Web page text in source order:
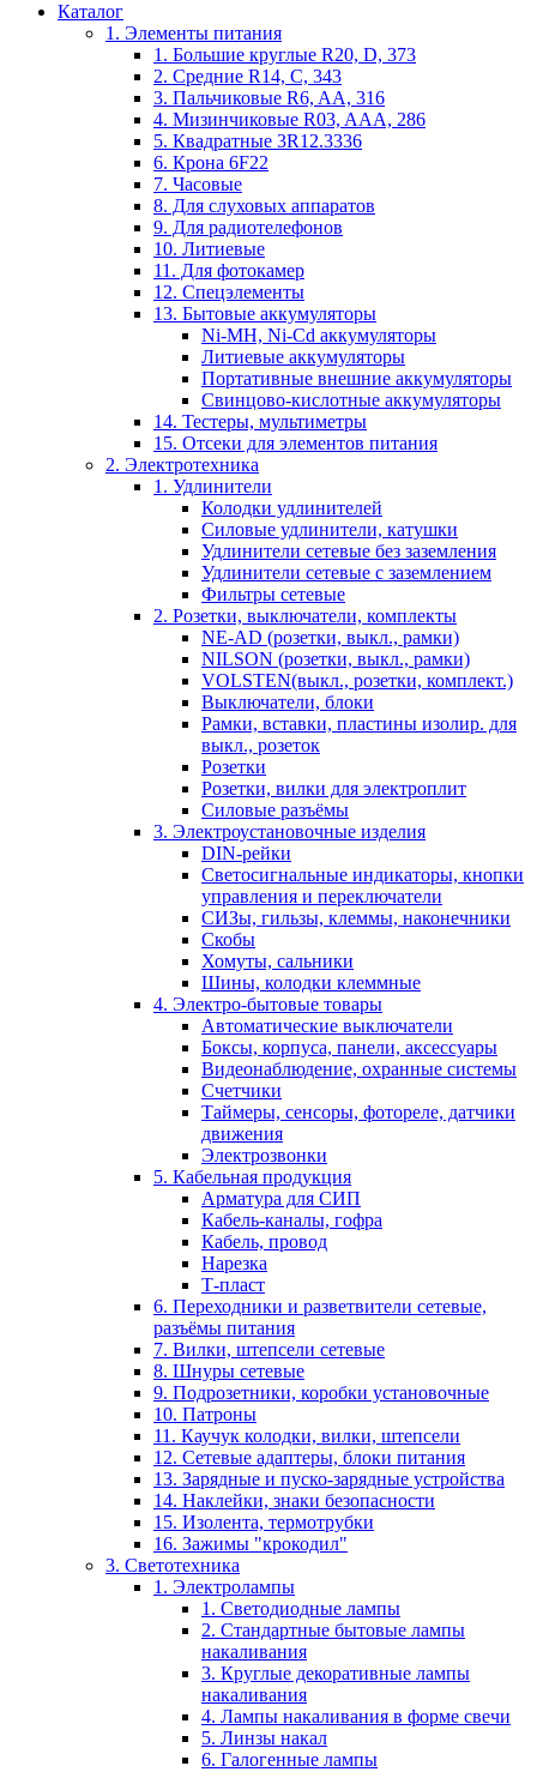
Каталог
1. Элементы питания
1. Большие круглые R20, D, 373
2. Средние R14, C, 343
3. Пальчиковые R6, AA, 316
4. Мизинчиковые R03, AAA, 286
5. Квадратные 3R12.3336
6. Крона 6F22
7. Часовые
8. Для слуховых аппаратов
9. Для радиотелефонов
10. Литиевые
11. Для фотокамер
12. Спецэлементы
13. Бытовые аккумуляторы
Ni-MH, Ni-Cd аккумуляторы
Литиевые аккумуляторы
Портативные внешние аккумуляторы
Свинцово-кислотные аккумуляторы
14. Тестеры, мультиметры
15. Отсеки для элементов питания
2. Электротехника
1. Удлинители
Колодки удлинителей
Силовые удлинители, катушки
Удлинители сетевые без заземления
Удлинители сетевые с заземлением
Фильтры сетевые
2. Розетки, выключатели, комплекты
NE-AD (розетки, выкл., рамки)
NILSON (розетки, выкл., рамки)
VOLSTEN(выкл., розетки, комплект.)
Выключатели, блоки
Рамки, вставки, пластины изолир. для
выкл., розеток
Розетки
Розетки, вилки для электроплит
Силовые разъёмы
3. Электроустановочные изделия
DIN-рейки
Светосигнальные индикаторы, кнопки
управления и переключатели
СИЗы, гильзы, клеммы, наконечники
Скобы
Хомуты, сальники
Шины, колодки клеммные
4. Электро-бытовые товары
Автоматические выключатели
Боксы, корпуса, панели, аксессуары
Видеонаблюдение, охранные системы
Счетчики
Таймеры, сенсоры, фотореле, датчики
движения
Электрозвонки
5. Кабельная продукция
Арматура для СИП
Кабель-каналы, гофра
Кабель, провод
Нарезка
Т-пласт
6. Переходники и разветвители сетевые,
разъёмы питания
7. Вилки, штепсели сетевые
8. Шнуры сетевые
9. Подрозетники, коробки установочные
10. Патроны
11. Каучук колодки, вилки, штепсели
12. Сетевые адаптеры, блоки питания
13. Зарядные и пуско-зарядные устройства
14. Наклейки, знаки безопасности
15. Изолента, термотрубки
16. Зажимы "крокодил"
3. Светотехника
1. Электролампы
1. Светодиодные лампы
2. Стандартные бытовые лампы
накаливания
3. Круглые декоративные лампы
накаливания
4. Лампы накаливания в форме свечи
5. Линзы накал
6. Галогенные лампы